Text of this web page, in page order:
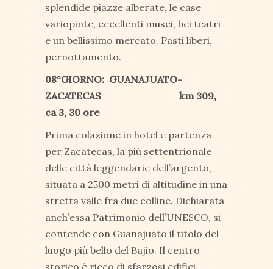
splendide piazze alberate, le case
variopinte, eccellenti musei, bei teatri
e un bellissimo mercato. Pasti liberi,
pernottamento.
08°GIORNO: GUANAJUATO-
ZACATECAS km 309,
ca 3, 30 ore
Prima colazione in hotel e partenza
per Zacatecas, la più settentrionale
delle città leggendarie dell’argento,
situata a 2500 metri di altitudine in una
stretta valle fra due colline. Dichiarata
anch’essa Patrimonio dell’UNESCO, si
contende con Guanajuato il titolo del
luogo più bello del Bajio. Il centro
storico è ricco di sfarzosi edifici